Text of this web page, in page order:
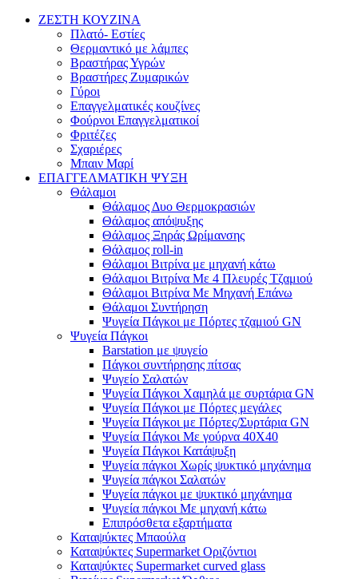
ΖΕΣΤΗ ΚΟΥΖΙΝΑ
Πλατό- Εστίες
Θερμαντικό με λάμπες
Βραστήρας Υγρών
Βραστήρες Ζυμαρικών
Γύροι
Επαγγελματικές κουζίνες
Φούρνοι Επαγγελματικοί
Φριτέζες
Σχαριέρες
Μπαιν Μαρί
ΕΠΑΓΓΕΛΜΑΤΙΚΗ ΨΥΞΗ
Θάλαμοι
Θάλαμος Δυο Θερμοκρασιών
Θάλαμος απόψυξης
Θάλαμος Ξηράς Ωρίμανσης
Θάλαμος roll-in
Θάλαμοι Βιτρίνα με μηχανή κάτω
Θάλαμοι Βιτρίνα Με 4 Πλευρές Τζαμιού
Θάλαμοι Βιτρίνα Με Μηχανή Επάνω
Θάλαμοι Συντήρηση
Ψυγεία Πάγκοι με Πόρτες τζαμιού GN
Ψυγεία Πάγκοι
Barstation με ψυγείο
Πάγκοι συντήρησης πίτσας
Ψυγείο Σαλατών
Ψυγεία Πάγκοι Χαμηλά με συρτάρια GN
Ψυγεία Πάγκοι με Πόρτες μεγάλες
Ψυγεία Πάγκοι με Πόρτες/Συρτάρια GN
Ψυγεία Πάγκοι Με γούρνα 40Χ40
Ψυγεία Πάγκοι Κατάψυξη
Ψυγεία πάγκοι Χωρίς ψυκτικό μηχάνημα
Ψυγεία πάγκοι Σαλατών
Ψυγεία πάγκοι με ψυκτικό μηχάνημα
Ψυγεία πάγκοι Με μηχανή κάτω
Επιπρόσθετα εξαρτήματα
Καταψύκτες Μπαούλα
Καταψύκτες Supermarket Οριζόντιοι
Καταψύκτες Supermarket curved glass